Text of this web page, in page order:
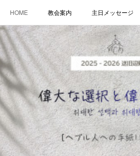
HOME 教会案内 主日メッセージ
主日学校 MESSAGE 福音のメッセ
LINK